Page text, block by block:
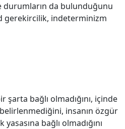
durumların da bulunduğunu
gerekircilik, indeterminizm
bağlı olmadığını, içinde
insanın özgür
bağlı olmadığını